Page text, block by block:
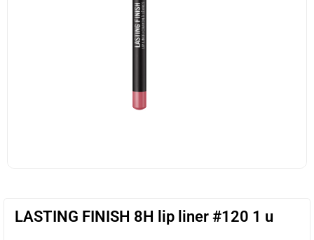
LASTING FINISH 8H lip liner #120 1 u